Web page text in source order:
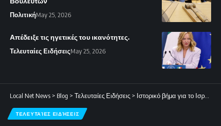
ΠολιτικήMay 25, 2026
Απέδειξε τις ηγετικές του ικανότητες.
Τελευταίες ΕιδήσειςMay 25, 2026
Local Net News > Blog > Τελευταίες Ειδήσεις > Ιστορικό βήμα για το Ισραήλ η ίδρυση Κέντρου Θαλάσσιας Κυβερνοασφάλειας
ΤΕΛΕΥΤΑΊΕΣ ΕΙΔΉΣΕΙΣ